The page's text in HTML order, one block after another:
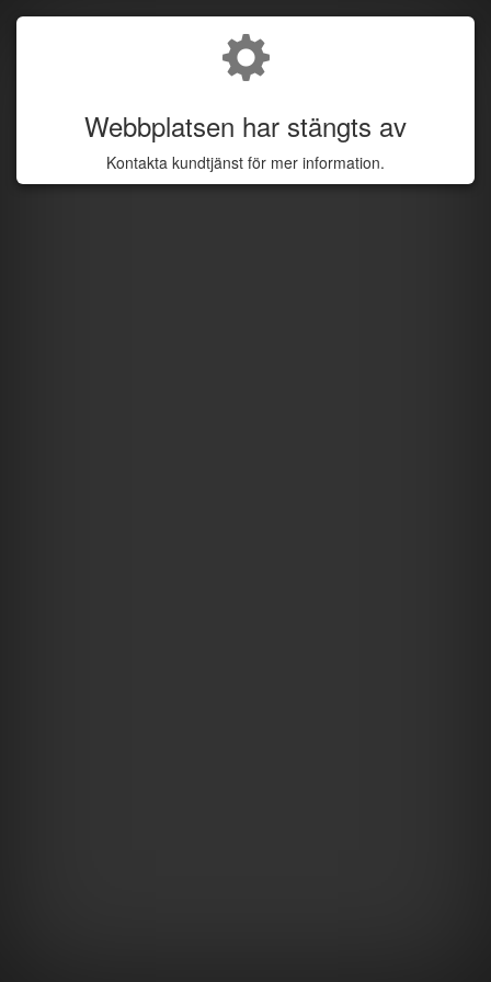
Webbplatsen har stängts av
Kontakta kundtjänst för mer information.